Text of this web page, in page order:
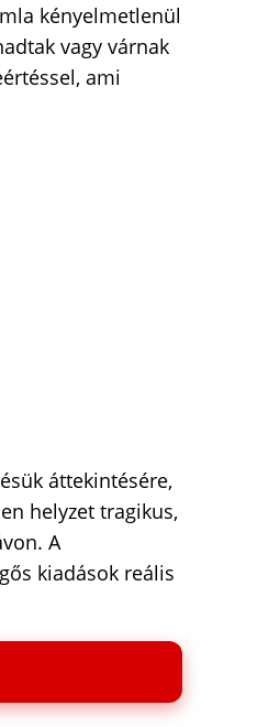
kényelmetlenül
vagy várnak
ami
áttekintésére,
helyzet tragikus,
A
kiadások reális